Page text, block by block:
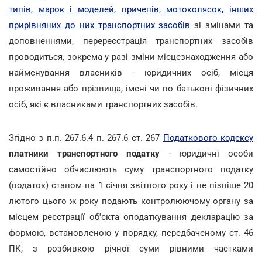
типів, марок і моделей, причепів, мотоколясок, інших
прирівняних до них транспортних засобів зі змінами та
доповненнями, перереєстрація транспортних засобів
проводиться, зокрема у разі зміни місцезнаходження або
найменування власників - юридичних осіб, місця
проживання або прізвища, імені чи по батькові фізичних
осіб, які є власниками транспортних засобів.
Згідно з п.п. 267.6.4 п. 267.6 ст. 267 Податкового кодексу
платники транспортного податку - юридичні особи
самостійно обчислюють суму транспортного податку
(податок) станом на 1 січня звітного року і не пізніше 20
лютого цього ж року подають контролюючому органу за
місцем реєстрації об'єкта оподаткування декларацію за
формою, встановленою у порядку, передбаченому ст. 46
ПК, з розбивкою річної суми рівними частками